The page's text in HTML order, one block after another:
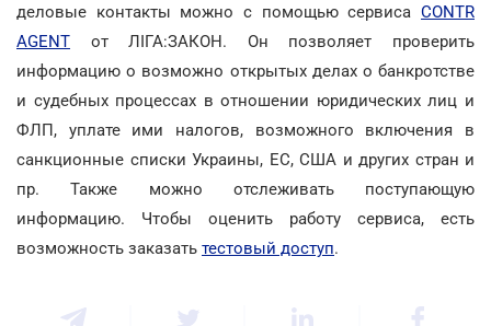
деловые контакты можно с помощью сервиса CONTR
AGENT от ЛІГА:ЗАКОН. Он позволяет проверить
информацию о возможно открытых делах о банкротстве
и судебных процессах в отношении юридических лиц и
ФЛП, уплате ими налогов, возможного включения в
санкционные списки Украины, ЕС, США и других стран и
пр. Также можно отслеживать поступающую
информацию. Чтобы оценить работу сервиса, есть
возможность заказать тестовый доступ.